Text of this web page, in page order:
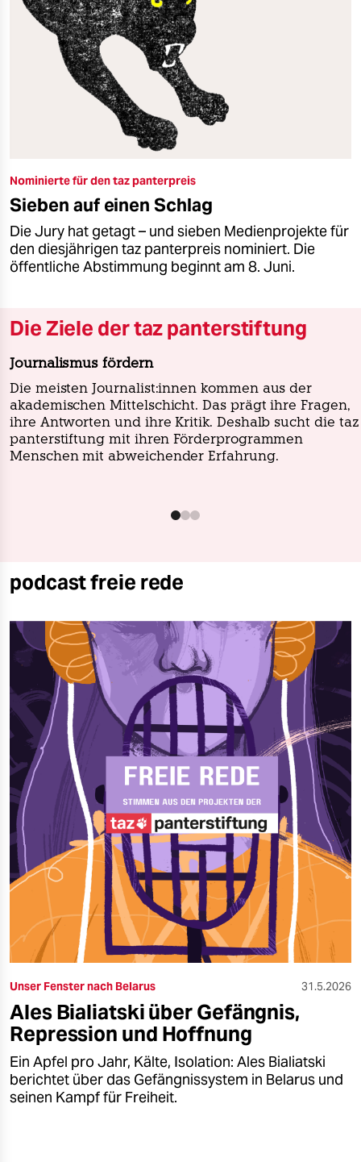
Nominierte für den taz panterpreis
Sieben auf einen Schlag
Die Jury hat getagt – und sieben Medienprojekte für
den diesjährigen taz panterpreis nominiert. Die
öffentliche Abstimmung beginnt am 8. Juni.
Die Ziele der taz panterstiftung
Journalismus fördern
Die meisten Journalist:innen kommen aus der
akademischen Mittelschicht. Das prägt ihre Fragen,
ihre Antworten und ihre Kritik. Deshalb sucht die taz
panterstiftung mit ihren Förderprogrammen
Menschen mit abweichender Erfahrung.
podcast freie rede
Unser Fenster nach Belarus 31.5.2026
Ales Bialiatski über Gefängnis,
Repression und Hoffnung
Ein Apfel pro Jahr, Kälte, Isolation: Ales Bialiatski
berichtet über das Gefängnissystem in Belarus und
seinen Kampf für Freiheit.